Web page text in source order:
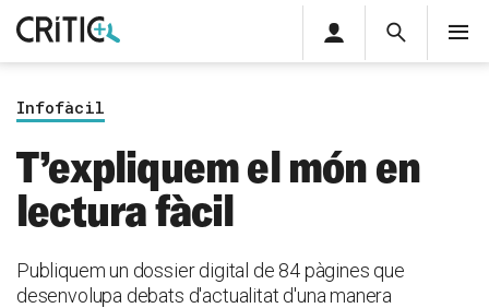
Cerca
privada
Inicia sessió
Infofàcil
T’expliquem el món en
lectura fàcil
Publiquem un dossier digital de 84 pàgines que
desenvolupa debats d'actualitat d'una manera